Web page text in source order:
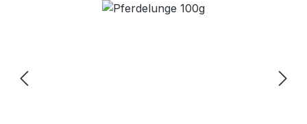
Bildergalerie überspringen